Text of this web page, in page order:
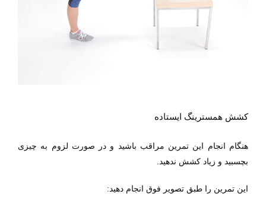
کشش همسترینگ ایستاده
هنگام انجام این تمرین مراقب باشید و در صورت لزوم به چیزی
بچسبید و زیاد کشش ندهید.
این تمرین را طبق تصویر فوق انجام دهید: